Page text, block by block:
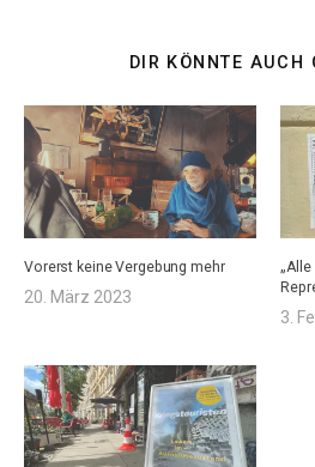
DIR KÖNNTE AUCH
Vorerst keine Vergebung mehr
20. März 2023
3.